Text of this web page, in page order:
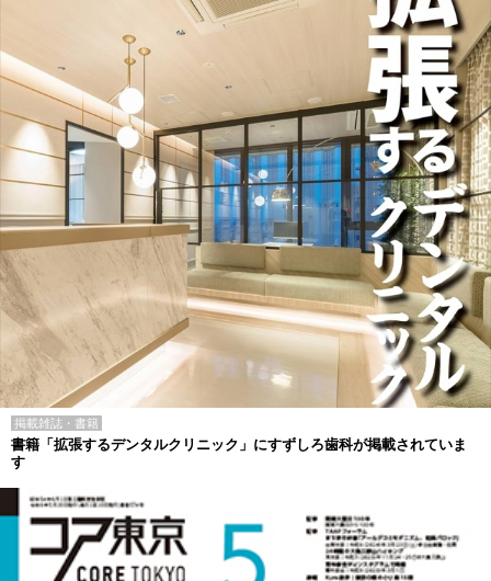
掲載雑誌・書籍
書籍「拡張するデンタルクリニック」にすずしろ歯科が掲載されていま
す